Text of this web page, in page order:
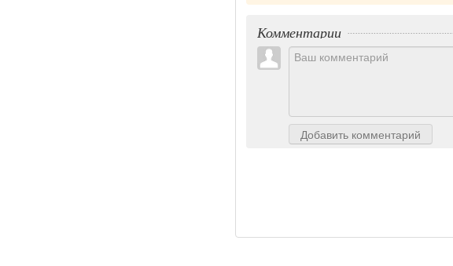
Комментарии
Добавить комментарий